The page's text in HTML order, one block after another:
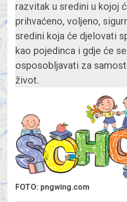
razvitak u sredini u kojoj
prihvaćeno, voljeno,
sredini koja će djelovati
kao pojedinca i gdje će
osposobljavati za
život.
FOTO: pngwing.com